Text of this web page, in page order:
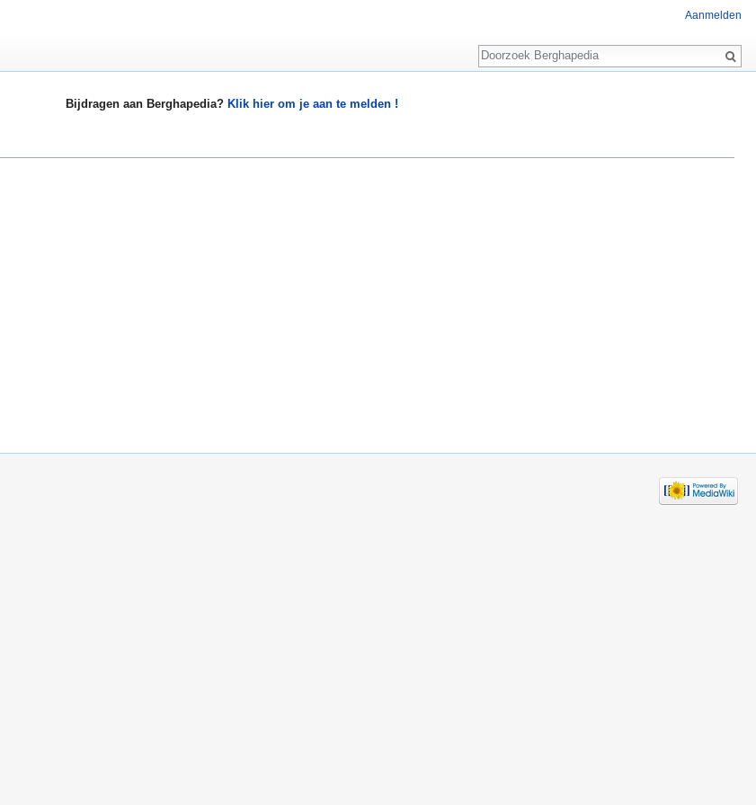
Bijdragen aan Berghapedia? Klik hier om je aan te melden !
Aanmelden
Zoeken